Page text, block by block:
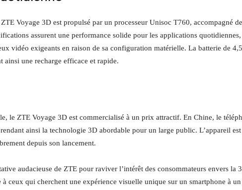
Voyage 3D est propulsé par un processeur Unisoc T760, accompagné
assurent une performance solide pour les applications quotidiennes,
vidéo exigeants en raison de sa configuration matérielle. La batterie de
ainsi une recharge efficace et rapide.
le ZTE Voyage 3D est commercialisé à un prix attractif. En Chine, le
ainsi la technologie 3D abordable pour un large public. L’appareil est
depuis son lancement.
audacieuse de ZTE pour raviver l’intérêt des consommateurs envers la
à ceux qui cherchent une expérience visuelle unique sur un smartphone à un